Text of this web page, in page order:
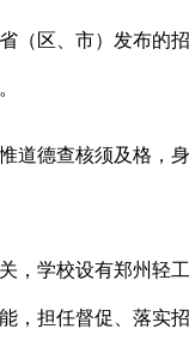
区、市）发布的招
德查核须及格，身
学校设有郑州轻工
，担任督促、落实